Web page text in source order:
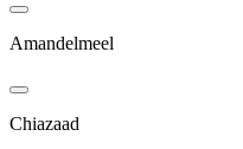
Amandelmeel
Chiazaad